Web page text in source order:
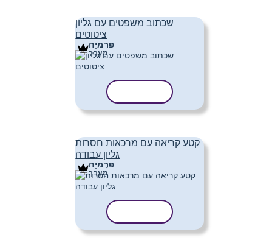
שכתוב משפטים עם גליון
ציטוטים
פּרֶמיָה
מַעֲרָך
קטע קריאה עם מרכאות חסרות
גליון עבודה
פּרֶמיָה
מַעֲרָך